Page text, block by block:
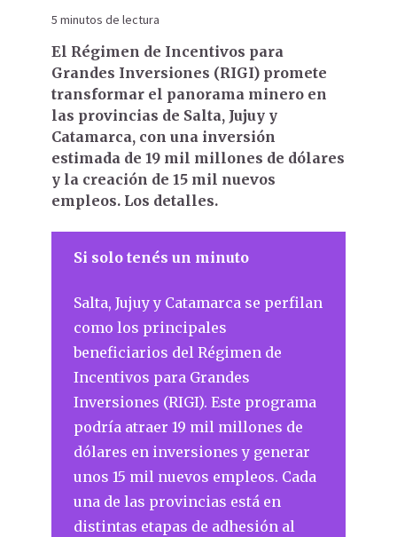
5 minutos de lectura
El Régimen de Incentivos para
Grandes Inversiones (RIGI) promete
transformar el panorama minero en
las provincias de Salta, Jujuy y
Catamarca, con una inversión
estimada de 19 mil millones de dólares
y la creación de 15 mil nuevos
empleos. Los detalles.
Si solo tenés un minuto
Salta, Jujuy y Catamarca se perfilan
como los principales
beneficiarios del Régimen de
Incentivos para Grandes
Inversiones (RIGI). Este programa
podría atraer 19 mil millones de
dólares en inversiones y generar
unos 15 mil nuevos empleos. Cada
una de las provincias está en
distintas etapas de adhesión al